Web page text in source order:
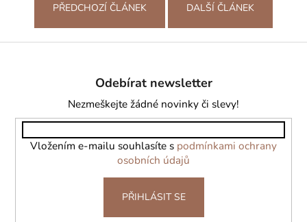
PŘEDCHOZÍ ČLÁNEK DALŠÍ ČLÁNEK
Odebírat newsletter
Nezmeškejte žádné novinky či slevy!
Vložením e-mailu souhlasíte s podmínkami ochrany
osobních údajů
PŘIHLÁSIT SE